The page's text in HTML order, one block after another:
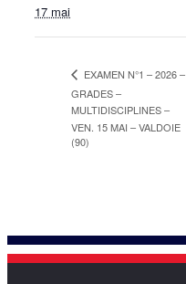
17 mai
EXAMEN N°1 – 2026 –
GRADES –
MULTIDISCIPLINES –
VEN. 15 MAI – VALDOIE
(90)